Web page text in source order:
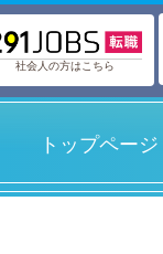
トップページ
社会人の方はこちら